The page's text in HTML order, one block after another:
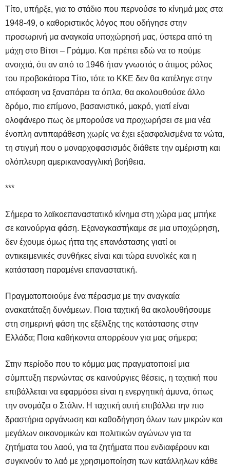
Τίτο, υπήρξε, για το στάδιο που περνούσε το κίνημά μας στα
1948-49, ο καθοριστικός λόγος που οδήγησε στην
προσωρινή μα αναγκαία υποχώρησή μας, ύστερα από τη
μάχη στο Βίτσι – Γράμμο. Και πρέπει εδώ να το πούμε
ανοιχτά, ότι αν από το 1946 ήταν γνωστός ο άτιμος ρόλος
του προβοκάτορα Τίτο, τότε το ΚΚΕ δεν θα κατέληγε στην
απόφαση να ξαναπάρει τα όπλα, θα ακολουθούσε άλλο
δρόμο, πιο επίμονο, βασανιστικό, μακρό, γιατί είναι
ολοφάνερο πως δε μπορούσε να προχωρήσει σε μια νέα
ένοπλη αντιπαράθεση χωρίς να έχει εξασφαλισμένα τα νώτα,
τη στιγμή που ο μοναρχοφασισμός διάθετε την αμέριστη και
ολόπλευρη αμερικανοαγγλική βοήθεια.
***
Σήμερα το λαϊκοεπαναστατικό κίνημα στη χώρα μας μπήκε
σε καινούργια φάση. Εξαναγκαστήκαμε σε μια υποχώρηση,
δεν έχουμε όμως ήττα της επανάστασης γιατί οι
αντικειμενικές συνθήκες είναι και τώρα ευνοϊκές και η
κατάσταση παραμένει επαναστατική.
Πραγματοποιούμε ένα πέρασμα με την αναγκαία
ανακατάταξη δυνάμεων. Ποια ταχτική θα ακολουθήσουμε
στη σημερινή φάση της εξέλιξης της κατάστασης στην
Ελλάδα; Ποια καθήκοντα απορρέουν για μας σήμερα;
Στην περίοδο που το κόμμα μας πραγματοποιεί μια
σύμπτυξη περνώντας σε καινούργιες θέσεις, η ταχτική που
επιβάλλεται να εφαρμόσει είναι η ενεργητική άμυνα, όπως
την ονομάζει ο Στάλιν. Η ταχτική αυτή επιβάλλει την πιο
δραστήρια οργάνωση και καθοδήγηση όλων των μικρών και
μεγάλων οικονομικών και πολιτικών αγώνων για τα
ζητήματα του λαού, για τα ζητήματα που ενδιαφέρουν και
συγκινούν το λαό με χρησιμοποίηση των κατάλληλων κάθε